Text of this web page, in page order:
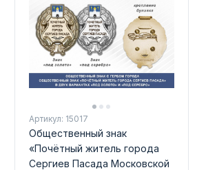
Артикул: 15017
Общественный знак
«Почётный житель города
Сергиев Пасада Московской